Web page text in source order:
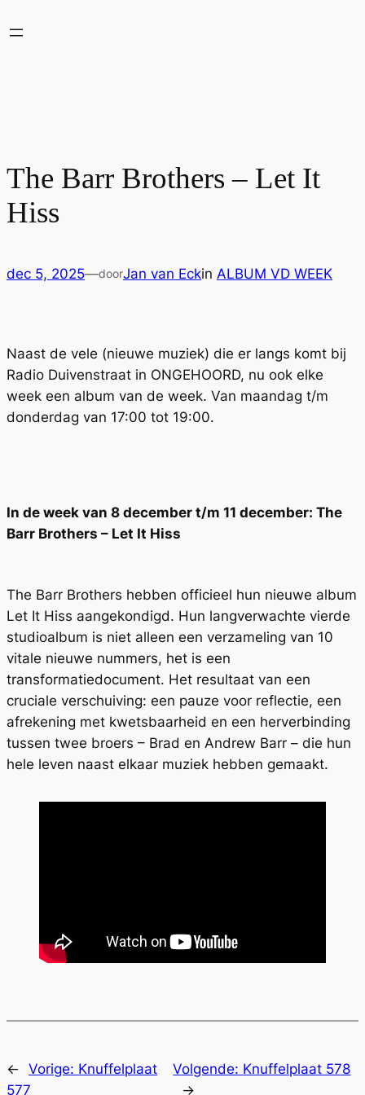
naar
The Barr Brothers – Let It
Hiss
dec 5, 2025—doorJan van Eckin ALBUM VD WEEK
Naast de vele (nieuwe muziek) die er langs komt bij
Radio Duivenstraat in ONGEHOORD, nu ook elke
week een album van de week. Van maandag t/m
donderdag van 17:00 tot 19:00.
In de week van 8 december t/m 11 december: The
Barr Brothers – Let It Hiss
The Barr Brothers hebben officieel hun nieuwe album
Let It Hiss aangekondigd. Hun langverwachte vierde
studioalbum is niet alleen een verzameling van 10
vitale nieuwe nummers, het is een
transformatiedocument. Het resultaat van een
cruciale verschuiving: een pauze voor reflectie, een
afrekening met kwetsbaarheid en een herverbinding
tussen twee broers – Brad en Andrew Barr – die hun
hele leven naast elkaar muziek hebben gemaakt.
← Vorige: Knuffelplaat
577
Volgende: Knuffelplaat 578
→